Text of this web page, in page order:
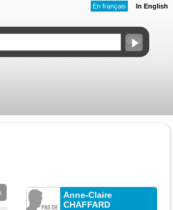
En français In English
Anne-Claire
CHAFFARD